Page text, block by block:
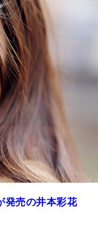
発売の井本彩花